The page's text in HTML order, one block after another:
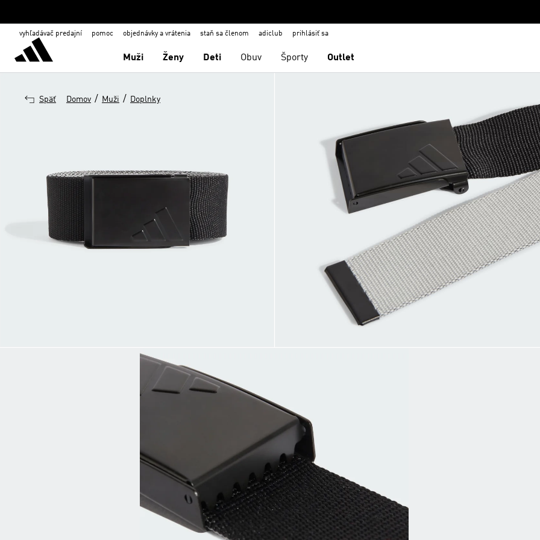
vyhľadávač predajní pomoc objednávky a vrátenia staň sa členom adiclub prihlásiť sa
Muži Ženy Deti Obuv Športy Outlet
Späť Domov / Muži / Doplnky